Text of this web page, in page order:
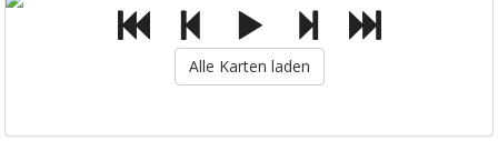
Alle Karten laden